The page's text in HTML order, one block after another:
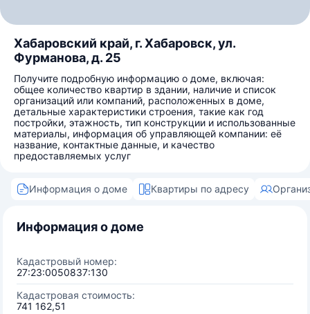
Хабаровский край, г. Хабаровск, ул.
Фурманова, д. 25
Получите подробную информацию о доме, включая:
общее количество квартир в здании, наличие и список
организаций или компаний, расположенных в доме,
детальные характеристики строения, такие как год
постройки, этажность, тип конструкции и использованные
материалы, информация об управляющей компании: её
название, контактные данные, и качество
предоставляемых услуг
Информация о доме Квартиры по адресу
Информация о доме
Кадастровый номер:
27:23:0050837:130
Кадастровая стоимость:
741 162,51